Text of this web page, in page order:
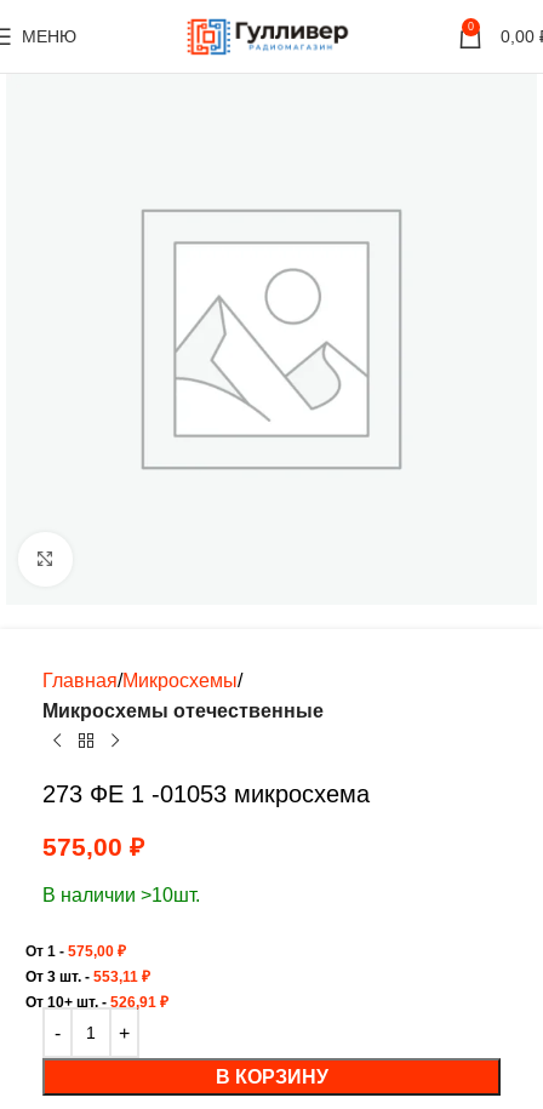
МЕНЮ 0 0,00
Главная Микросхемы
Микросхемы отечественные
273 ФЕ 1 -01053 микросхема
575,00 ₽
В наличии >10шт.
От 1 - 575,00 ₽
От 3 шт. - 553,11 ₽
От 10+ шт. - 526,91 ₽
В КОРЗИНУ